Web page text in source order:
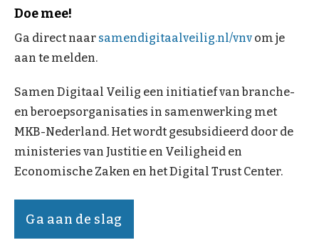
Doe mee!
Ga direct naar samendigitaalveilig.nl/vnv om je
aan te melden.
Samen Digitaal Veilig een initiatief van branche-
en beroepsorganisaties in samenwerking met
MKB-Nederland. Het wordt gesubsidieerd door de
ministeries van Justitie en Veiligheid en
Economische Zaken en het Digital Trust Center.
Ga aan de slag